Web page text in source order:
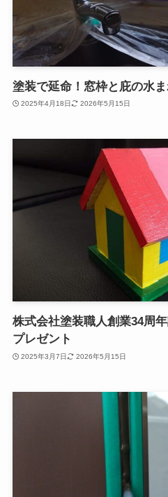
塗装で延命！窓枠と庇の水
2025年4月18日 2026年5月15日
株式会社塗装職人創業34周
プレゼント
2025年3月7日 2026年5月15日